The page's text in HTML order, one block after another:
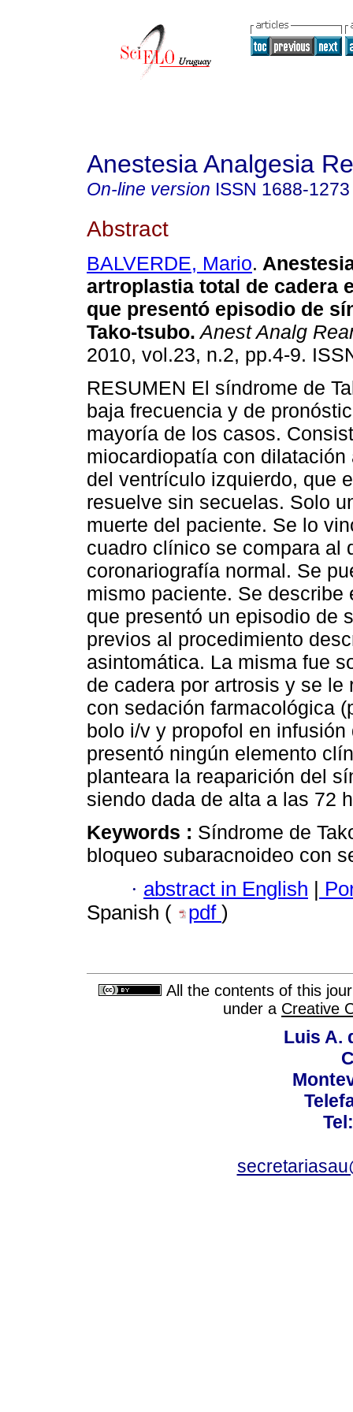
Anestesia Analgesia
On-line version ISSN 1688-1273
Abstract
BALVERDE, Mario.
artroplastia total de cadera
que presentó episodio de
Tako-tsubo. Anest Analg
2010, vol.23, n.2, pp.4-9.
RESUMEN El síndrome de
baja frecuencia y de
mayoría de los casos.
miocardiopatía con dilatación
del ventrículo izquierdo, que
resuelve sin secuelas. Solo
muerte del paciente. Se lo
cuadro clínico se compara al
coronariografía normal. Se
mismo paciente. Se
que presentó un episodio de
previos al procedimiento
asintomática. La misma fue
de cadera por artrosis y se
con sedación farmacológica
bolo i/v y propofol en
presentó ningún elemento
planteara la reaparición del
siendo dada de alta a las 72
Keywords : Síndrome de
bloqueo subaracnoideo con
· abstract in English |
Spanish (
pdf )
All the contents of this
under a Creative
Luis A.